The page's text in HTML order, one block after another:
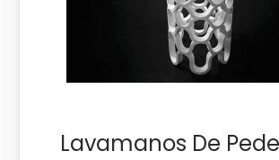
c
i
ó
d
o
Lavamanos De